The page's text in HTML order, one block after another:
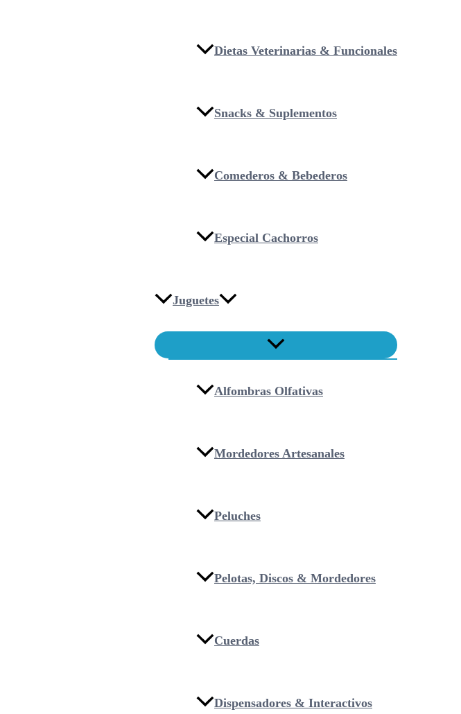
Dietas Veterinarias & Funcionales
Snacks & Suplementos
Comederos & Bebederos
Especial Cachorros
Juguetes
Alfombras Olfativas
Mordedores Artesanales
Peluches
Pelotas, Discos & Mordedores
Cuerdas
Dispensadores & Interactivos